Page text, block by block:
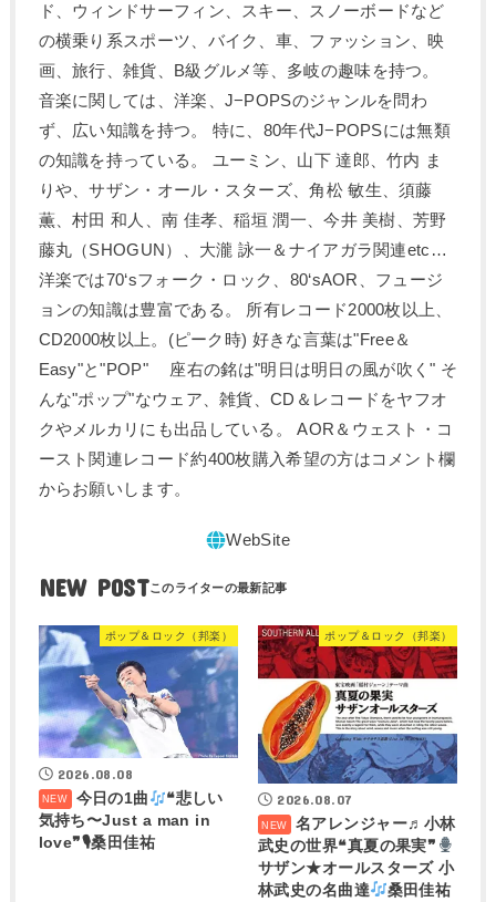
ド、ウィンドサーフィン、スキー、スノーボードなど
の横乗り系スポーツ、バイク、車、ファッション、映
画、旅行、雑貨、B級グルメ等、多岐の趣味を持つ。
音楽に関しては、洋楽、J−POPSのジャンルを問わ
ず、広い知識を持つ。 特に、80年代J−POPSには無類
の知識を持っている。 ユーミン、山下 達郎、竹内 ま
りや、サザン・オール・スターズ、角松 敏生、須藤
薫、村田 和人、南 佳孝、稲垣 潤一、今井 美樹、芳野
藤丸（SHOGUN）、大瀧 詠一＆ナイアガラ関連etc…
洋楽では70‘sフォーク・ロック、80‘sAOR、フュージ
ョンの知識は豊富である。 所有レコード2000枚以上、
CD2000枚以上。(ピーク時) 好きな言葉は"Free＆
Easy"と"POP" 座右の銘は"明日は明日の風が吹く" そ
んな"ポップ"なウェア、雑貨、CD＆レコードをヤフオ
クやメルカリにも出品している。 AOR＆ウェスト・コ
ースト関連レコード約400枚購入希望の方はコメント欄
からお願いします。
NEW POST
ポップ＆ロック（邦楽）
2026.08.08
今日の1曲
❝悲しい
気持ち〜Just a man in
love❞🎙桑田佳祐
ポップ＆ロック（邦楽）
2026.08.07
名アレンジャー♬ 小林
武史の世界❝真夏の果実❞
サザン★オールスターズ 小
林武史の名曲達
桑田佳祐